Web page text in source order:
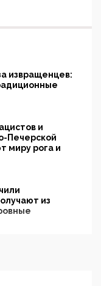
извращенцев:
и
Печерской
миру рога и
из